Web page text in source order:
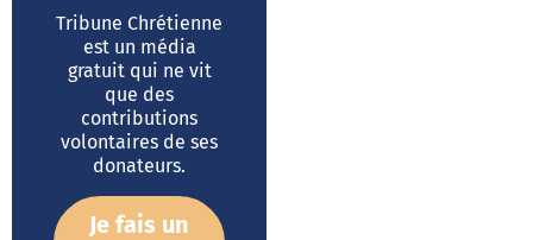
Tribune Chrétienne
est un média
gratuit qui ne vit
que des
contributions
volontaires de ses
donateurs.
Je fais un